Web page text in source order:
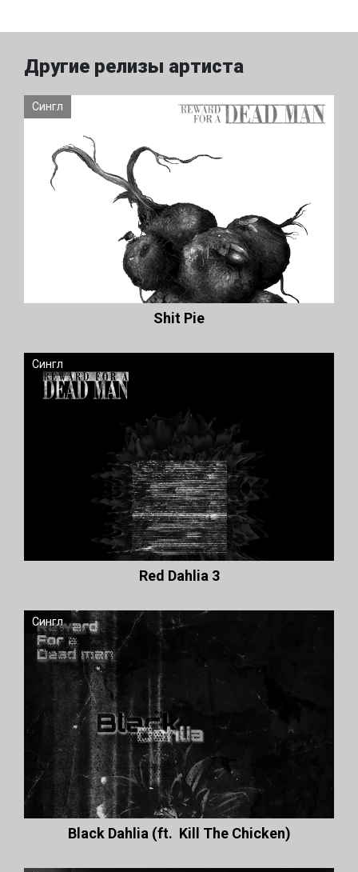
Другие релизы артиста
Сингл
Shit Pie
Сингл
Red Dahlia 3
Сингл
Black Dahlia (ft. Kill The Chicken)